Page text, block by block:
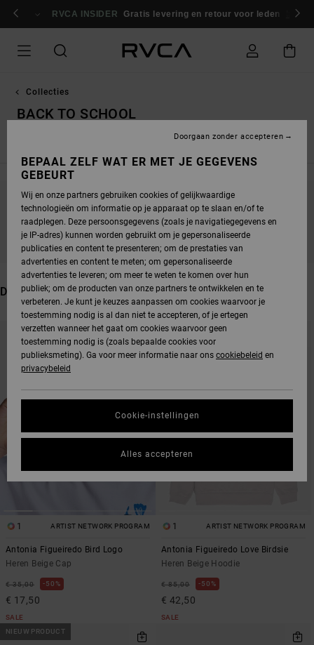
NAAR
RVCA INSIDER Gratis levering en retour voor leden
Collecties
BACK TO SCHOOL
BLIJF IN DE BUURT, DE PRODUCTEN ZIJN
BINNENKORT WEER VERKRIJGBAAR
DIT VIND JE MISSCHIEN OOK LEUK
OVERSLAAN
NAAR
NAAR
SORTEREN
1 ARTIST NETWORK PROGRAM
Antonia Figueiredo Bird Logo
Heren Beige Cap
€ 35,00 50%
€ 17,50
SALE
1 ARTIST NETWORK PROGRAM
Antonia Figueiredo Love Birdsie
Heren Beige Hoodie
€ 85,00 50%
€ 42,50
SALE
NIEUW PRODUCT
BEPAAL ZELF WAT ER MET JE GEGEVENS
GEBEURT
Wij en onze partners gebruiken cookies of gelijkwaardige
technologieën om informatie op je apparaat op te slaan en/of te
raadplegen. Deze persoonsgegevens (zoals je navigatiegegevens en
je IP-adres) kunnen worden gebruikt om je gepersonaliseerde
publicaties en content te presenteren; om de prestaties van
advertenties en content te meten; om gepersonaliseerde
advertenties te leveren; om meer te weten te komen over hun
publiek; om de producten van onze partners te ontwikkelen en te
verbeteren. Je kunt je keuzes aanpassen om cookies waarvoor je
toestemming nodig is al dan niet te accepteren, of je ertegen
verzetten wanneer het gaat om cookies waarvoor geen
toestemming nodig is (zoals bepaalde cookies voor
publieksmeting). Ga voor meer informatie naar ons cookiebeleid en
privacybeleid
Cookie-instellingen
Doorgaan zonder accepteren
Alles accepteren